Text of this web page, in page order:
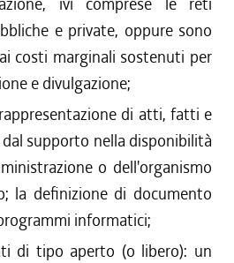
e private, oppure sono
costi marginali sostenuti per
e divulgazione;
di atti, fatti e
supporto nella disponibilità
o dell'organismo
la definizione di documento
informatici;
di tipo aperto (o libero): un